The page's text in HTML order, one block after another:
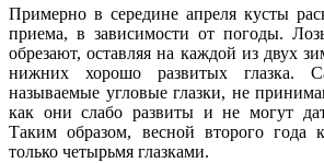
Примерно в середине апреля кусты
приема, в зависимости от погоды.
обрезают, оставляя на каждой из двух
нижних хорошо развитых глазка.
называемые угловые глазки, не
как они слабо развиты и не могут
Таким образом, весной второго года
только четырьмя глазками.